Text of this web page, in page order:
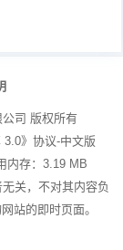
司 版权所有
》协议-中文版
内存：3.19 MB
关，不对其内容负
站的即时页面。